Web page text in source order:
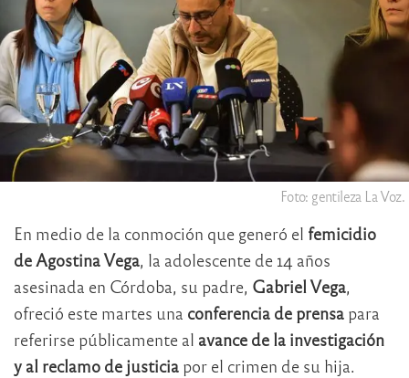
Foto: gentileza La Voz.
En medio de la conmoción que generó el femicidio
de Agostina Vega, la adolescente de 14 años
asesinada en Córdoba, su padre, Gabriel Vega,
ofreció este martes una conferencia de prensa para
referirse públicamente al avance de la investigación
y al reclamo de justicia por el crimen de su hija.